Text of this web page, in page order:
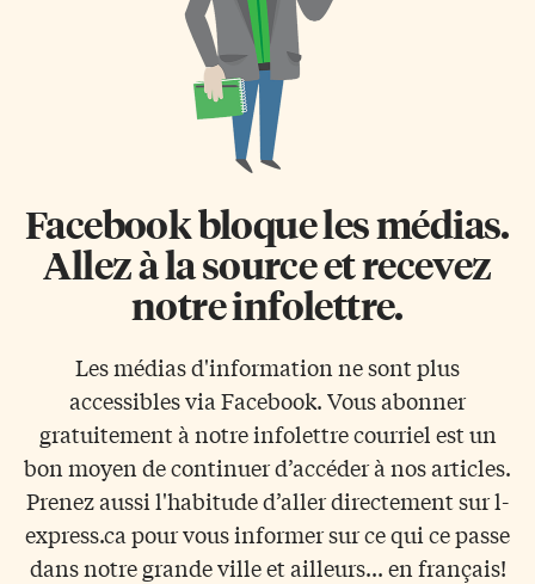
Facebook bloque les médias.
Allez à la source et recevez
notre infolettre.
Les médias d'information ne sont plus
accessibles via Facebook. Vous abonner
gratuitement à notre infolettre courriel est un
bon moyen de continuer d’accéder à nos articles.
Prenez aussi l'habitude d’aller directement sur l-
express.ca pour vous informer sur ce qui ce passe
dans notre grande ville et ailleurs... en français!